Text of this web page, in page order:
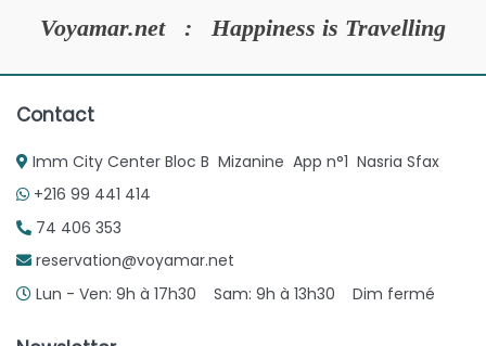
Voyamar.net : Happiness is Travelling
Contact
Imm City Center Bloc B Mizanine App n°1 Nasria Sfax
+216 99 441 414
74 406 353
reservation@voyamar.net
Lun - Ven: 9h à 17h30 Sam: 9h à 13h30 Dim fermé